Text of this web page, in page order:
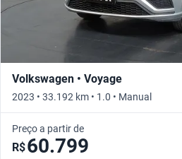
Volkswagen • Voyage
2023 • 33.192 km • 1.0 • Manual
Preço a partir de
R$60.799